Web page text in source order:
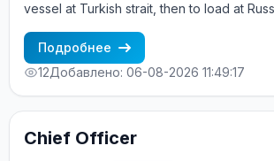
vessel at Turkish strait, then to load at
return again - the wages are paid
contract + HRA bonus. Greek Owner, CBA
P&I club.
Подробнее
12Добавлено: 06-08-2026 11:49:17
Chief Officer